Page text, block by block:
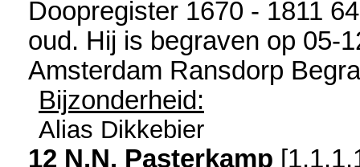
Doopregister 1670 - 1811
oud. Hij is begraven op 05-
Amsterdam Ransdorp
Bijzonderheid:
Alias Dikkebier
12 N.N. Pasterkamp [